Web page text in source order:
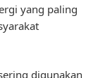
yang paling
digunakan